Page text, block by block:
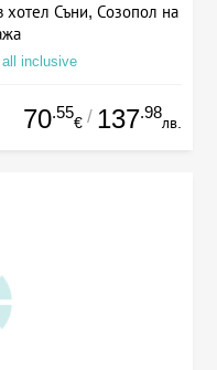
Съни, Созопол на
all inclusive
70.55
€ / 137.98
лв.